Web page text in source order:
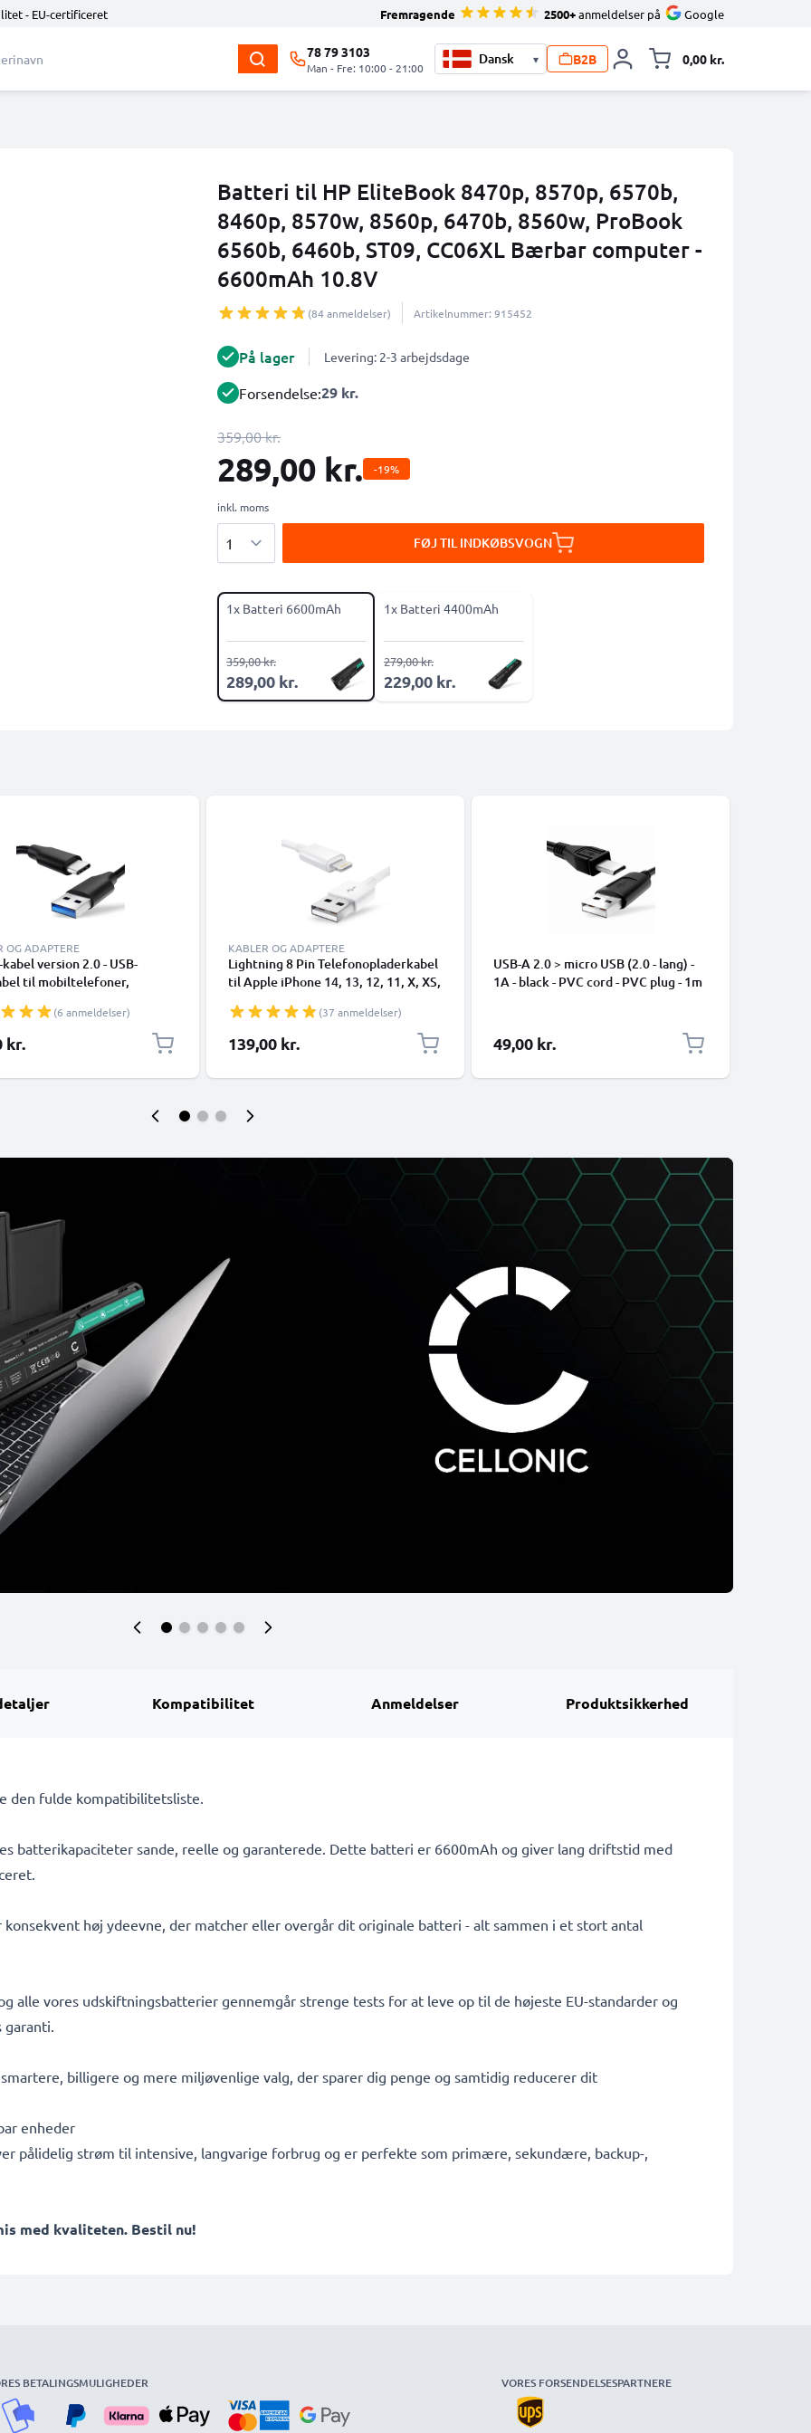
- EU-certificeret Fremragende 2500+anmeldelser på Google
78 79 3103
Man - Fre: 10:00 - 21:00
▾ B2B 0,00 kr.
Batteri til HP EliteBook 8470p, 8570p, 6570b,
8460p, 8570w, 8560p, 6470b, 8560w, ProBook
6560b, 6460b, ST09, CC06XL Bærbar computer -
6600mAh 10.8V
(84 anmeldelser) Artikelnummer: 915452
På lager Levering: 2-3 arbejdsdage
Forsendelse:29 kr.
359,00 kr.
289,00 kr. -19%
inkl. moms
FØJ TIL INDKØBSVOGN
1x Batteri 6600mAh
289,00 kr.
359,00 kr.
1x Batteri 4400mAh
229,00 kr.
279,00 kr.
OG ADAPTERE
kabel version 2.0 - USB-
til mobiltelefoner,
Pixel), kameraer (Canon,
Lumix, Sony, GoPro) og
flere - 1,0m 3A-opladerkabel
(6 anmeldelser)
kr.
KABLER OG ADAPTERE
Lightning 8 Pin Telefonopladerkabel
til Apple iPhone 14, 13, 12, 11, X, XS,
Smartphone datakabel hvid
(37 anmeldelser)
139,00 kr.
USB-A 2.0 > micro USB (2.0 - lang) -
1A - black - PVC cord - PVC plug - 1m
49,00 kr.
Kompatibilitet Anmeldelser Produktsikkerhed
den fulde kompatibilitetsliste.
batterikapaciteter sande, reelle og garanterede. Dette batteri er 6600mAh og giver lang driftstid med
høj ydeevne, der matcher eller overgår dit originale batteri - alt sammen i et stort antal
alle vores udskiftningsbatterier gennemgår strenge tests for at leve op til de højeste EU-standarder og
billigere og mere miljøvenlige valg, der sparer dig penge og samtidig reducerer dit
enheder
pålidelig strøm til intensive, langvarige forbrug og er perfekte som primære, sekundære, backup-,
med kvaliteten. Bestil nu!
BETALINGSMULIGHEDER VORES FORSENDELSESPARTNERE